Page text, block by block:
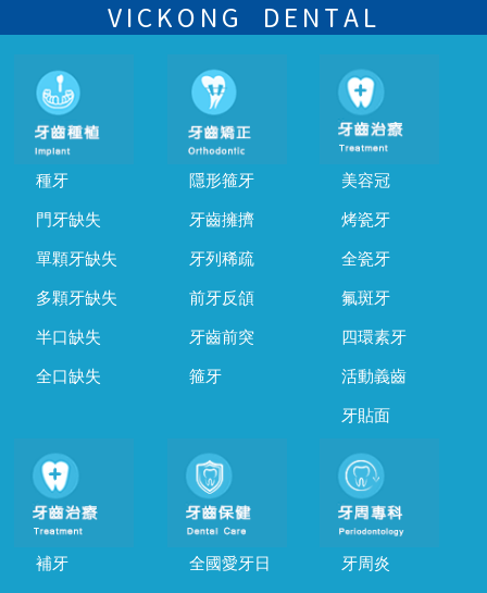
的時間及資料，並且重新預約的日期及時段
VICKONG DENTAL
種牙
門牙缺失
單顆牙缺失
多顆牙缺失
半口缺失
全口缺失
隱形箍牙
牙齒擁擠
牙列稀疏
前牙反頜
牙齒前突
箍牙
美容冠
烤瓷牙
全瓷牙
氟斑牙
四環素牙
活動義齒
牙貼面
補牙 全國愛牙日 牙周炎